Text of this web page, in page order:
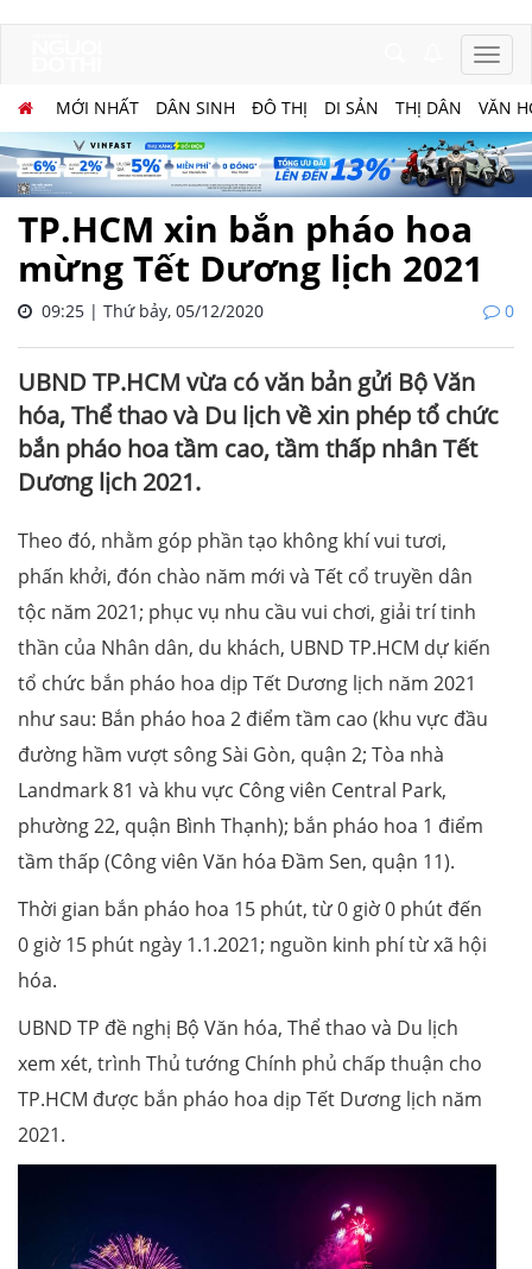
MỚI NHẤT DÂN SINH ĐÔ THỊ DI SẢN THỊ DÂN VĂN
TP.HCM xin bắn pháo hoa
mừng Tết Dương lịch 2021
09:25 | Thứ bảy, 05/12/2020 0
UBND TP.HCM vừa có văn bản gửi Bộ Văn
hóa, Thể thao và Du lịch về xin phép tổ chức
bắn pháo hoa tầm cao, tầm thấp nhân Tết
Dương lịch 2021.
Theo đó, nhằm góp phần tạo không khí vui tươi,
phấn khởi, đón chào năm mới và Tết cổ truyền dân
tộc năm 2021; phục vụ nhu cầu vui chơi, giải trí tinh
thần của Nhân dân, du khách, UBND TP.HCM dự kiến
tổ chức bắn pháo hoa dịp Tết Dương lịch năm 2021
như sau: Bắn pháo hoa 2 điểm tầm cao (khu vực đầu
đường hầm vượt sông Sài Gòn, quận 2; Tòa nhà
Landmark 81 và khu vực Công viên Central Park,
phường 22, quận Bình Thạnh); bắn pháo hoa 1 điểm
tầm thấp (Công viên Văn hóa Đầm Sen, quận 11).
Thời gian bắn pháo hoa 15 phút, từ 0 giờ 0 phút đến
0 giờ 15 phút ngày 1.1.2021; nguồn kinh phí từ xã hội
hóa.
UBND TP đề nghị Bộ Văn hóa, Thể thao và Du lịch
xem xét, trình Thủ tướng Chính phủ chấp thuận cho
TP.HCM được bắn pháo hoa dịp Tết Dương lịch năm
2021.